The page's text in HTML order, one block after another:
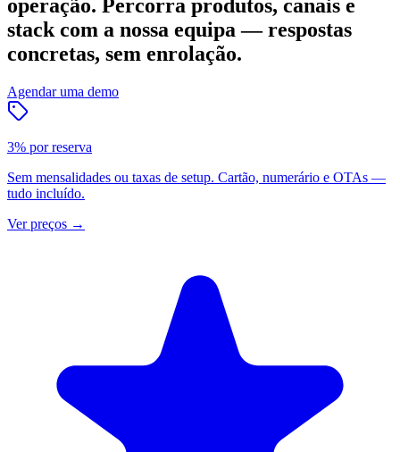
operação. Percorra produtos, canais e
stack com a nossa equipa — respostas
concretas, sem enrolação.
Agendar uma demo
3% por reserva
Sem mensalidades ou taxas de setup. Cartão, numerário e OTAs —
tudo incluído.
Ver preços →